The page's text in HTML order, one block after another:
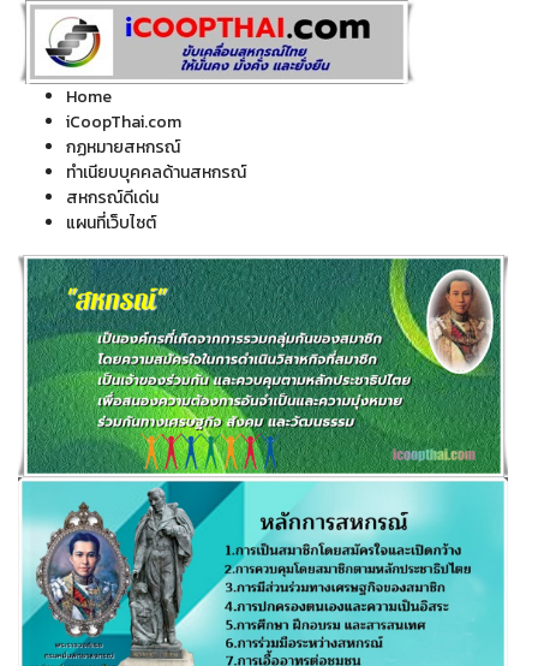
Home
iCoopThai.com
กฏหมายสหกรณ์
ทำเนียบบุคคลด้านสหกรณ์
สหกรณ์ดีเด่น
แผนที่เว็บไซต์